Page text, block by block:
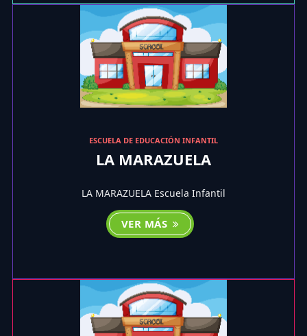
ESCUELA DE EDUCACIÓN INFANTIL
LA MARAZUELA
LA MARAZUELA Escuela Infantil
VER MÁS